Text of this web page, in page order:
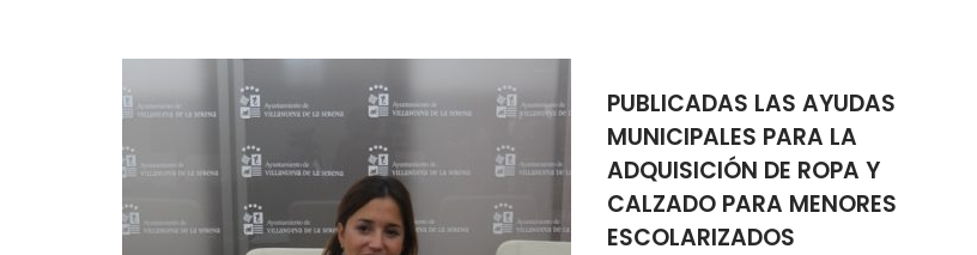
PUBLICADAS LAS AYUDAS
MUNICIPALES PARA LA
ADQUISICIÓN DE ROPA Y
CALZADO PARA MENORES
ESCOLARIZADOS